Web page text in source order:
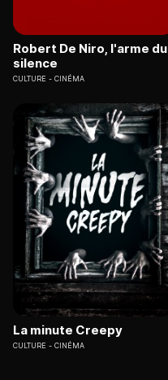
Robert De Niro, l'arme du
silence
CULTURE CINÉMA
La minute Creepy
CULTURE CINÉMA